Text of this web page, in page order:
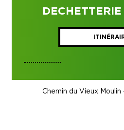
DECHETTERIE
Chemin du Vieux Moulin